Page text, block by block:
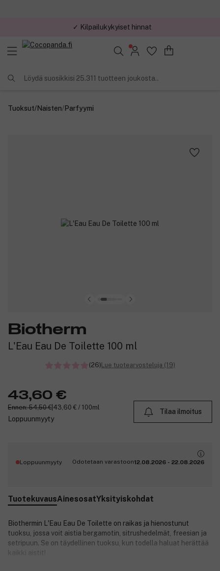
✓ Kilpailukykyiset hinnat
Löydä suosikkisi 25.311 tuotteen joukosta..
Tuoksut/Naisten/Parfyymi
Biotherm
L'Eau Eau De Toilette 100 ml
(26) Lue tuotearvosteluja (19)
43,60 €
Ennen: 54,50 € 43,60 € / 100ml
Loppuunmyyty
Tilaa ilmoitus
Loppuunmyyty Odotetaan varastoon12.08.2026 - 22.08.2026
TuotekuvausAinesosatYksityiskohdat
Biothermin L'Eau Eau De Toilette on raikas ja hienostunut
tuoksu, jossa voit aistia bergamotin, sitrushedelmät, freesian ja
setripuun. Se on täydellinen tuoksu, kun todella haluat herättää
kaikki aistit!